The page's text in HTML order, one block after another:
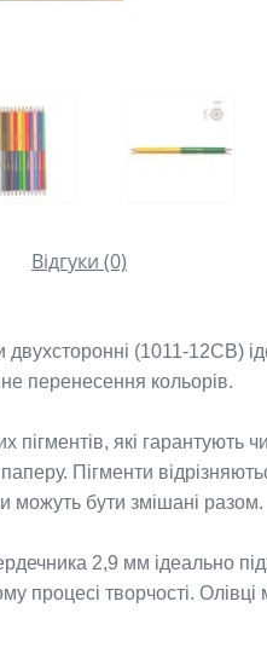
Відгуки (0)
двухсторонні (1011-12CB)
перенесення кольорів.
пігментів, які гарантують
Пігменти
можуть бути змішані разом.
2,9 мм ідеально
творчості. Олівці